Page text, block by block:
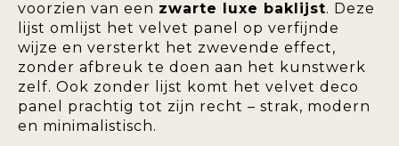
voorzien van een zwarte luxe baklijst. Deze
lijst omlijst het velvet panel op verfijnde
wijze en versterkt het zwevende effect,
zonder afbreuk te doen aan het kunstwerk
zelf. Ook zonder lijst komt het velvet deco
panel prachtig tot zijn recht – strak, modern
en minimalistisch.